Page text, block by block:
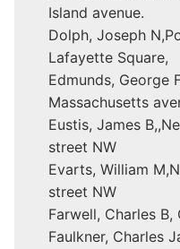
Island avenue.
Dolph, Joseph
Lafayette Square,
Edmunds, George
Massachusetts
Eustis, James
street NW
Evarts, William
street NW
Farwell, Charles B,
Faulkner, Charles